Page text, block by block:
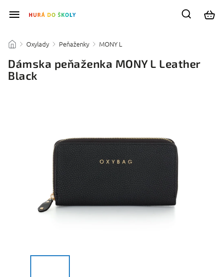
/ Oxylady / Peňaženky / MONY L
Dámska peňaženka MONY L Leather
Black